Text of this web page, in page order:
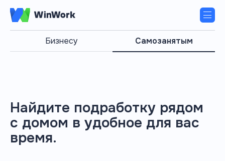
Бизнесу Самозанятым
Найдите подработку рядом
с домом в удобное для вас
время.